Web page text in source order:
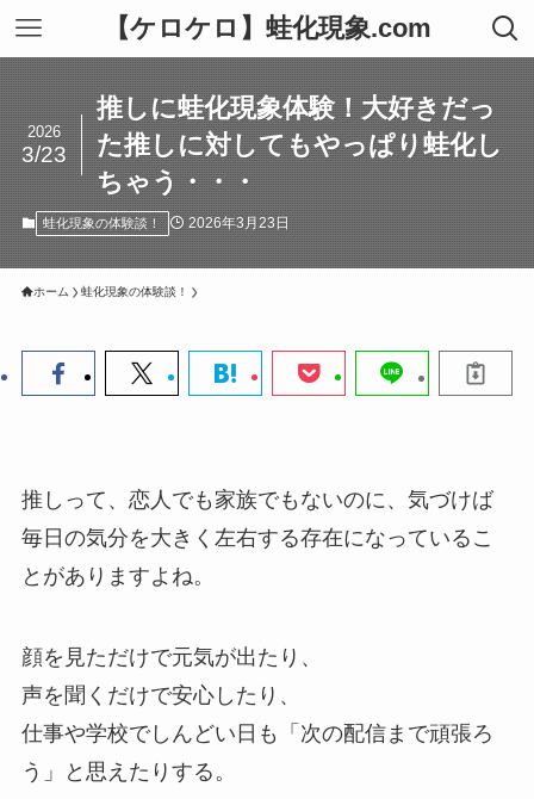
【ケロケロ】蛙化現象.com
推しに蛙化現象体験！大好きだっ
た推しに対してもやっぱり蛙化し
ちゃう・・・
2026
3/23
蛙化現象の体験談！ 2026年3月23日
ホーム 蛙化現象の体験談！
推しって、恋人でも家族でもないのに、気づけば
毎日の気分を大きく左右する存在になっているこ
とがありますよね。
顔を見ただけで元気が出たり、
声を聞くだけで安心したり、
仕事や学校でしんどい日も「次の配信まで頑張ろ
う」と思えたりする。